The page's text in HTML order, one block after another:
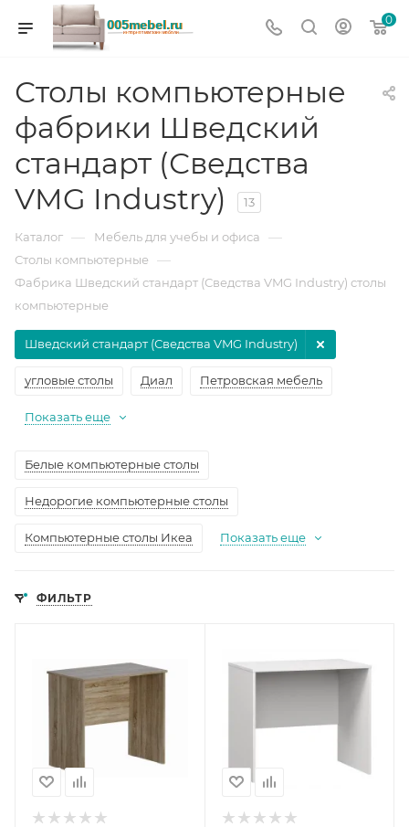
0
Столы компьютерные
фабрики Шведский
стандарт (Сведства
VMG Industry)
13
Каталог — Мебель для учебы и офиса —
Столы компьютерные —
Фабрика Шведский стандарт (Сведства VMG Industry) столы
компьютерные
угловые столы Диал Петровская мебель
Шведский стандарт (Сведства VMG Industry)
Показать еще
Белые компьютерные столы
Недорогие компьютерные столы
Компьютерные столы Икеа Показать еще
ФИЛЬТР